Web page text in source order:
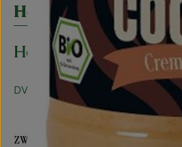
Herkunft
Hersteller:
DV